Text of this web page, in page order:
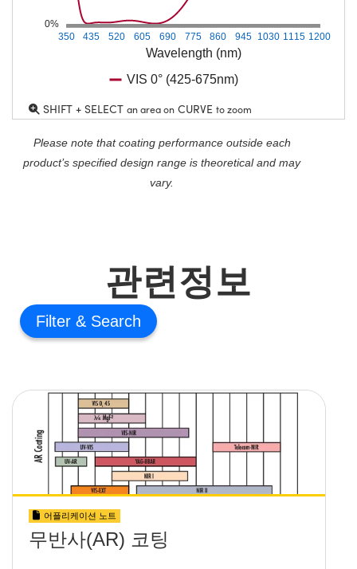
Wavelength (nm)
350 435 520 605 690 775 860 945 1030 1115 1200
0%
VIS 0° (425-675nm)
SHIFT + SELECT an area on CURVE to zoom
Please note that coating performance outside each
product’s specified design range is theoretical and may
vary.
관련정보
Filter
어플리케이션 노트
무반사(AR) 코팅